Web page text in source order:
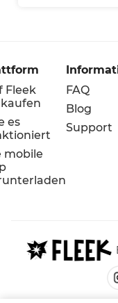
Fleek
es
mobile
FAQ
Blog
Support